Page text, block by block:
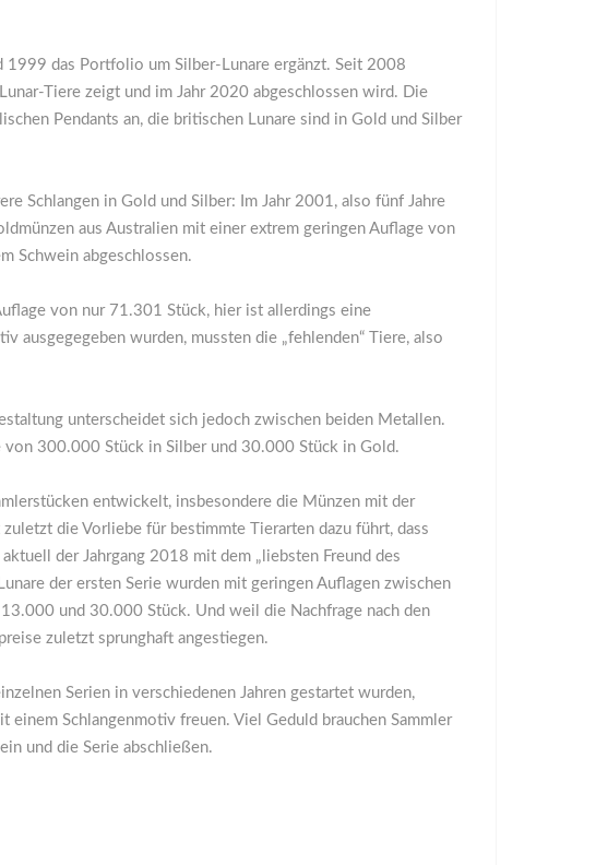
das Portfolio um Silber-Lunare ergänzt. Seit 2008
Tiere zeigt und im Jahr 2020 abgeschlossen wird. Die
Pendants an, die britischen Lunare sind in Gold und Silber
Schlangen in Gold und Silber: Im Jahr 2001, also fünf Jahre
aus Australien mit einer extrem geringen Auflage von
Schwein abgeschlossen.
von nur 71.301 Stück, hier ist allerdings eine
ausgegegeben wurden, mussten die „fehlenden“ Tiere, also
unterscheidet sich jedoch zwischen beiden Metallen.
von 300.000 Stück in Silber und 30.000 Stück in Gold.
entwickelt, insbesondere die Münzen mit der
die Vorliebe für bestimmte Tierarten dazu führt, dass
der Jahrgang 2018 mit dem „liebsten Freund des
der ersten Serie wurden mit geringen Auflagen zwischen
und 30.000 Stück. Und weil die Nachfrage nach den
zuletzt sprunghaft angestiegen.
Serien in verschiedenen Jahren gestartet wurden,
einem Schlangenmotiv freuen. Viel Geduld brauchen Sammler
und die Serie abschließen.